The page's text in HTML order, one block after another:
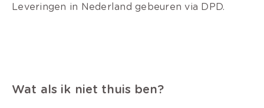
Leveringen in Nederland gebeuren via DPD.
Wat als ik niet thuis ben?